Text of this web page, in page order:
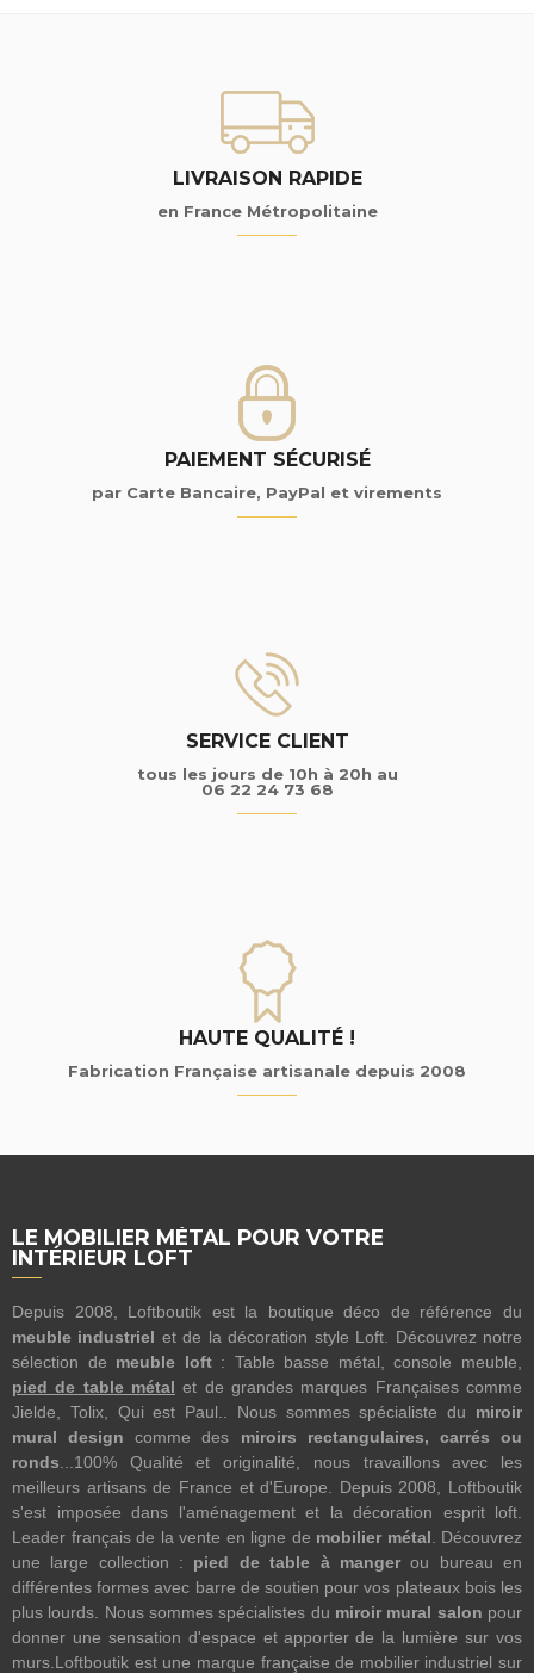
LIVRAISON RAPIDE
en France Métropolitaine
PAIEMENT SÉCURISÉ
par Carte Bancaire, PayPal et virements
SERVICE CLIENT
tous les jours de 10h à 20h au
06 22 24 73 68
HAUTE QUALITÉ !
Fabrication Française artisanale depuis 2008
LE MOBILIER MÉTAL POUR VOTRE
INTÉRIEUR LOFT
Depuis 2008, Loftboutik est la boutique déco de référence du
meuble industriel et de la décoration style Loft. Découvrez notre
sélection de meuble loft: Table basse métal, console meuble,
pied de table métal et de grandes marques Françaises comme
Jielde, Tolix, Qui est Paul.. Nous sommes spécialiste du miroir
mural design comme des miroirs rectangulaires, carrés ou
ronds ...100% Qualité et originalité, nous travaillons avec les
meilleurs artisans de France et d'Europe. Depuis 2008, Loftboutik
s'est imposée dans l'aménagement et la décoration esprit loft.
Leader français de la vente en ligne de mobilier métal . Découvrez
une large collection : pied de table à mangerou bureau en
différentes formes avec barre de soutien pour vos plateaux bois les
plus lourds. Nous sommes spécialistes du miroir mural salon pour
donner une sensation d'espace et apporter de la lumière sur vos
murs.Loftboutik est une marque française de mobilier industriel sur